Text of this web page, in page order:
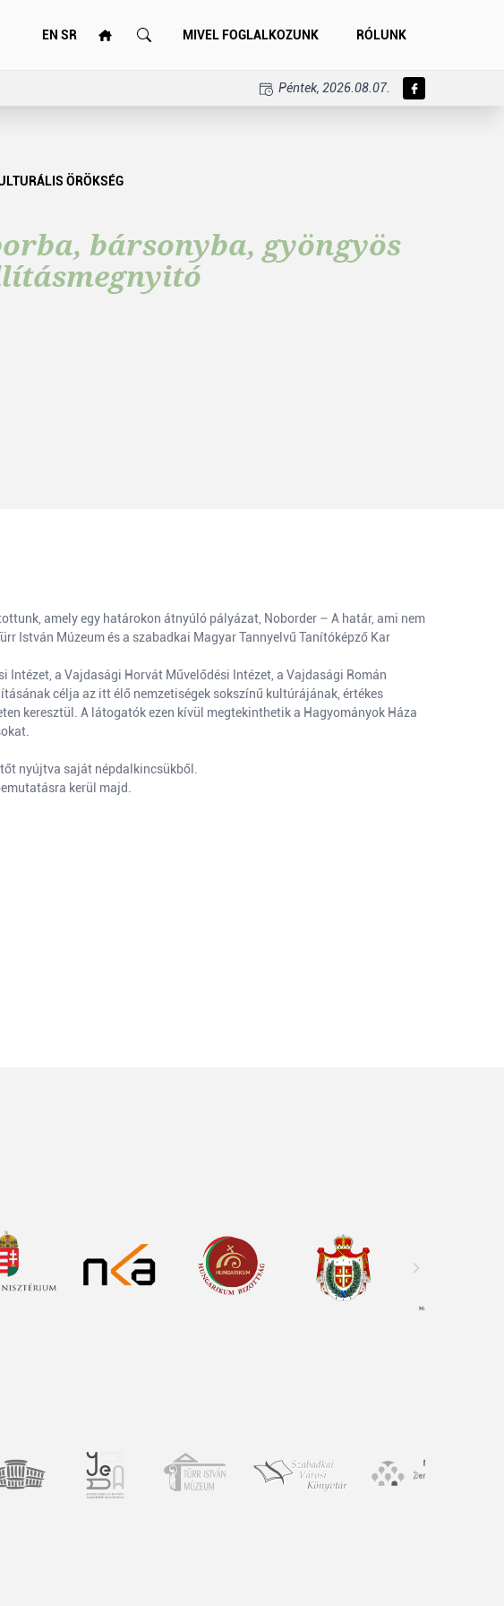
EN SR MIVEL FOGLALKOZUNK RÓLUNK
Péntek, 2026.08.07.
ÖRÖKSÉG
bársonyba, gyöngyös
amely egy határokon átnyúló pályázat, Noborder – A határ, ami nem
István Múzeum és a szabadkai Magyar Tannyelvű Tanítóképző Kar
a Vajdasági Horvát Művelődési Intézet, a Vajdasági Román
célja az itt élő nemzetiségek sokszínű kultúrájának, értékes
keresztül. A látogatók ezen kívül megtekinthetik a Hagyományok Háza
nyújtva saját népdalkincsükből.
kerül majd.